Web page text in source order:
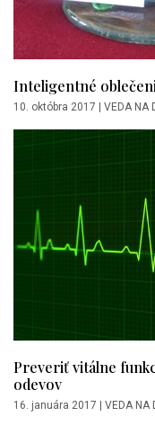
Inteligentné
10. októbra 2017 VEDA NA
Preveriť vitálne
odevov
16. januára 2017 | VEDA NA